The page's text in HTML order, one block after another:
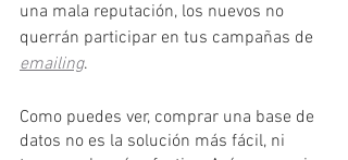
una mala reputación, los nuevos no
querrán participar en tus campañas de
emailing.
Como puedes ver, comprar una base de
datos no es la solución más fácil, ni